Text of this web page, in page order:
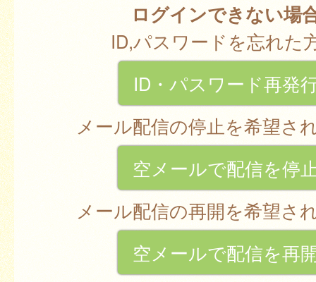
ログインできない場
ID,パスワードを忘れた
ID・パスワード再発
メール配信の停止を希望さ
空メールで配信を停
メール配信の再開を希望さ
空メールで配信を再